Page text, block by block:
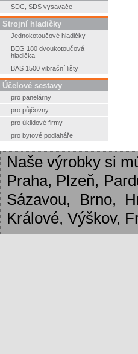
SDC, SDS vysavače
Strojní hladičky
Jednokotoučové hladičky
BEG 180 dvoukotoučová
hladička
BAS 1500 vibrační lišty
Účelové sestavy
pro panelárny
pro půjčovny
pro úklidové firmy
pro bytové podlaháře
Naše výrobky si
Praha, Plzeň,
Sázavou, Brno,
Králové, Výškov,